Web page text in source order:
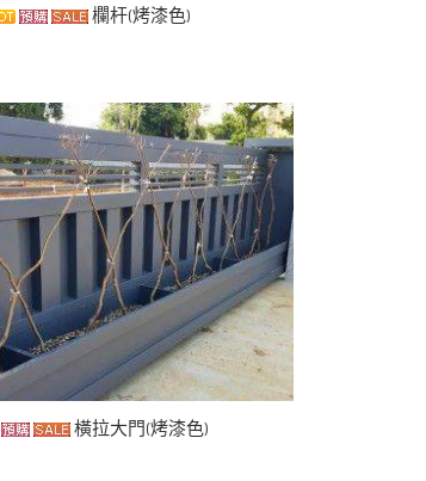
欄杆(烤漆色)
橫拉大門(烤漆色)